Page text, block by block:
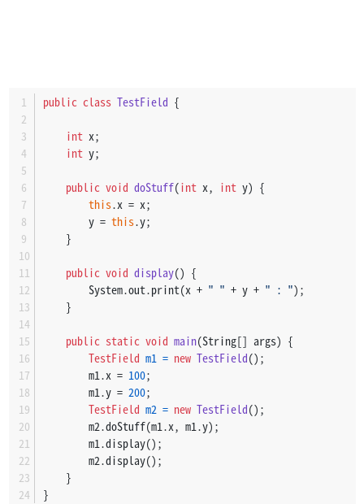
public class TestField {
int x;
int y;
public void doStuff(int x, int y) {
this.x = x;
        y =
this.y;
    }
public void display() {
        System.out.print(x +
" " + y + " : ");
    }
public static void main(String[] args) {
TestField m1 = new TestField();
        m1.x =
100;
        m1.y =
200;
TestField m2 = new TestField();
        m2.doStuff(m1.x, m1.y);
        m1.display();
        m2.display();
    }
}